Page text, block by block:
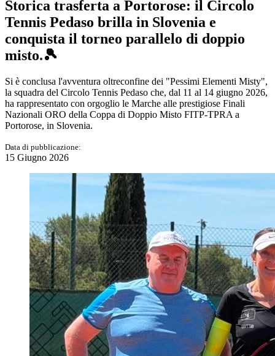
Storica trasferta a Portorose: il Circolo
Tennis Pedaso brilla in Slovenia e
conquista il torneo parallelo di doppio
misto.🎾
Si è conclusa l'avventura oltreconfine dei "Pessimi Elementi Misty",
la squadra del Circolo Tennis Pedaso che, dal 11 al 14 giugno 2026,
ha rappresentato con orgoglio le Marche alle prestigiose Finali
Nazionali ORO della Coppa di Doppio Misto FITP-TPRA a
Portorose, in Slovenia.
Data di pubblicazione:
15 Giugno 2026